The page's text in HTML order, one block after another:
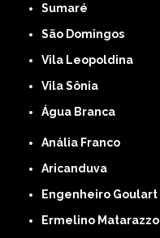
Sumaré
São Domingos
Vila Leopoldina
Vila Sônia
Água Branca
Anália Franco
Aricanduva
Engenheiro Goulart
Ermelino Matarazzo